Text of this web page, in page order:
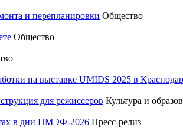
и перепланировки Общество
Общество
на выставке UMIDS 2025 в
для режиссеров Культура и
в дни ПМЭФ-2026 Пресс-релиз